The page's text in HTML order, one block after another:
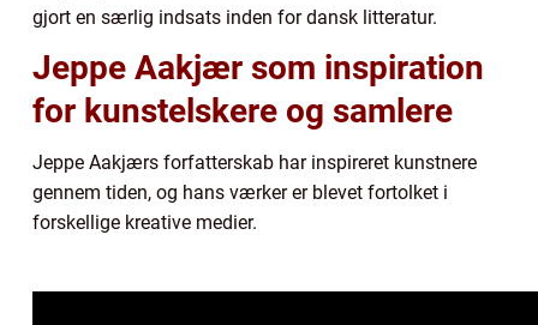
gjort en særlig indsats inden for dansk litteratur.
Jeppe Aakjær som inspiration
for kunstelskere og samlere
Jeppe Aakjærs forfatterskab har inspireret kunstnere
gennem tiden, og hans værker er blevet fortolket i
forskellige kreative medier.